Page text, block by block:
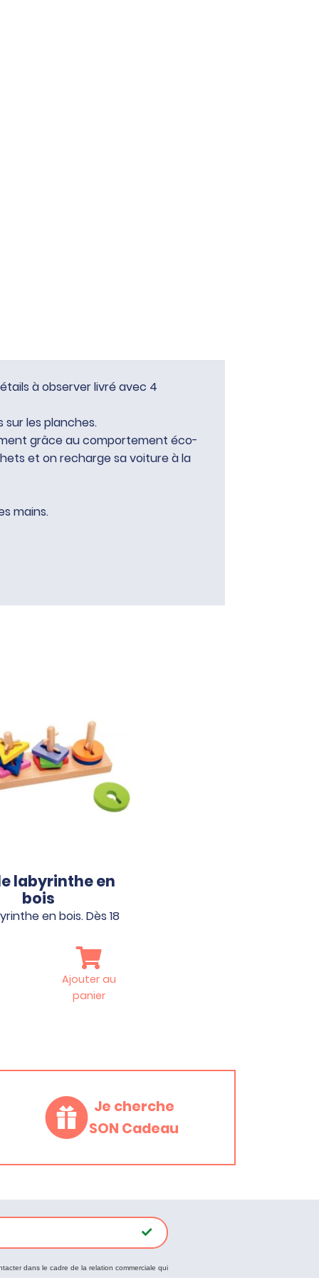
à observer livré avec 4
sur les planches.
grâce au comportement éco-
et on recharge sa voiture à la
mains.
labyrinthe en
bois
en bois. Dès 18
Ajouter au
panier
Je cherche
SON Cadeau
dans le cadre de la relation commerciale qui